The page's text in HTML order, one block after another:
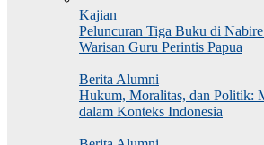
Kajian
Peluncuran Tiga Buku di
Warisan Guru Perintis Papua
Berita Alumni
Hukum, Moralitas, dan Politik:
dalam Konteks Indonesia